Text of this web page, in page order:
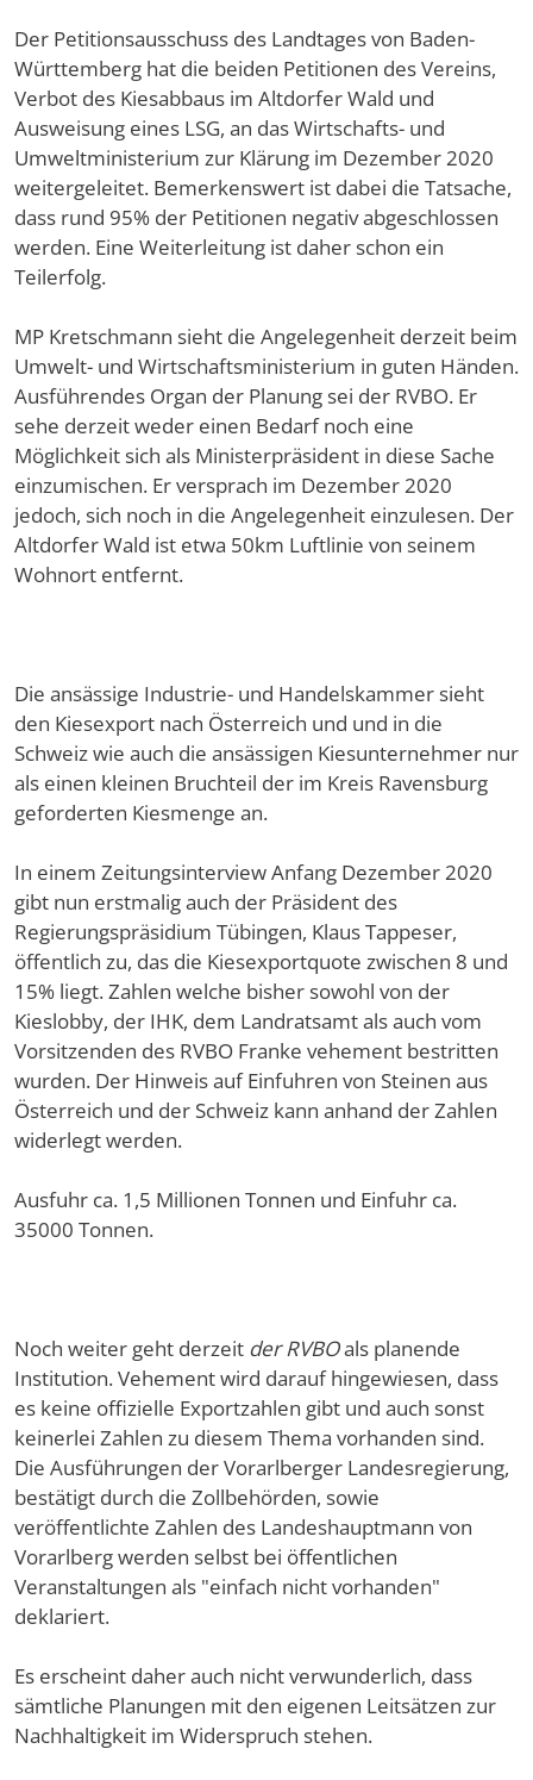
Der Petitionsausschuss des Landtages von Baden-
Württemberg hat die beiden Petitionen des Vereins,
Verbot des Kiesabbaus im Altdorfer Wald und
Ausweisung eines LSG, an das Wirtschafts- und
Umweltministerium zur Klärung im Dezember 2020
weitergeleitet. Bemerkenswert ist dabei die Tatsache,
dass rund 95% der Petitionen negativ abgeschlossen
werden. Eine Weiterleitung ist daher schon ein
Teilerfolg.
MP Kretschmann sieht die Angelegenheit derzeit beim
Umwelt- und Wirtschaftsministerium in guten Händen.
Ausführendes Organ der Planung sei der RVBO. Er
sehe derzeit weder einen Bedarf noch eine
Möglichkeit sich als Ministerpräsident in diese Sache
einzumischen. Er versprach im Dezember 2020
jedoch, sich noch in die Angelegenheit einzulesen. Der
Altdorfer Wald ist etwa 50km Luftlinie von seinem
Wohnort entfernt.
Die ansässige Industrie- und Handelskammer sieht
den Kiesexport nach Österreich und und in die
Schweiz wie auch die ansässigen Kiesunternehmer nur
als einen kleinen Bruchteil der im Kreis Ravensburg
geforderten Kiesmenge an.
In einem Zeitungsinterview Anfang Dezember 2020
gibt nun erstmalig auch der Präsident des
Regierungspräsidium Tübingen, Klaus Tappeser,
öffentlich zu, das die Kiesexportquote zwischen 8 und
15% liegt. Zahlen welche bisher sowohl von der
Kieslobby, der IHK, dem Landratsamt als auch vom
Vorsitzenden des RVBO Franke vehement bestritten
wurden. Der Hinweis auf Einfuhren von Steinen aus
Österreich und der Schweiz kann anhand der Zahlen
widerlegt werden.
Ausfuhr ca. 1,5 Millionen Tonnen und Einfuhr ca.
35000 Tonnen.
Noch weiter geht derzeit der RVBOals planende
Institution. Vehement wird darauf hingewiesen, dass
es keine offizielle Exportzahlen gibt und auch sonst
keinerlei Zahlen zu diesem Thema vorhanden sind.
Die Ausführungen der Vorarlberger Landesregierung,
bestätigt durch die Zollbehörden, sowie
veröffentlichte Zahlen des Landeshauptmann von
Vorarlberg werden selbst bei öffentlichen
Veranstaltungen als "einfach nicht vorhanden"
deklariert.
Es erscheint daher auch nicht verwunderlich, dass
sämtliche Planungen mit den eigenen Leitsätzen zur
Nachhaltigkeit im Widerspruch stehen.